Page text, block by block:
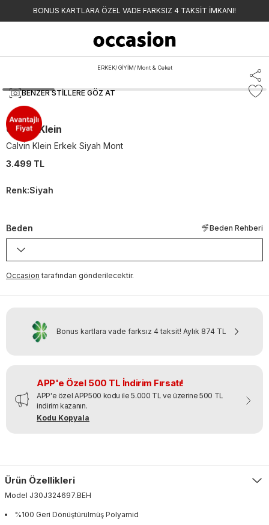
BONUS KARTLARA ÖZEL VADE FARKSIZ 4 TAKSİT İMKANI!
ERKEK/ GİYİM/ Mont & Ceket
BENZER STILLERE GÖZ AT
Calvin Klein
Calvin Klein Erkek Siyah Mont
3.499 TL
Renk:Siyah
Beden Beden Rehberi
Occasion tarafından gönderilecektir.
Bonus kartlara vade farksız 4 taksit! Aylık 874 TL
APP'e Özel 500 TL İndirim Fırsatı!
APP'e özel APP500 kodu ile 5.000 TL ve üzerine 500 TL
indirim kazanın.
Kodu Kopyala
Ürün Özellikleri
Model J30J324697.BEH
%100 Geri Dönüştürülmüş Polyamid